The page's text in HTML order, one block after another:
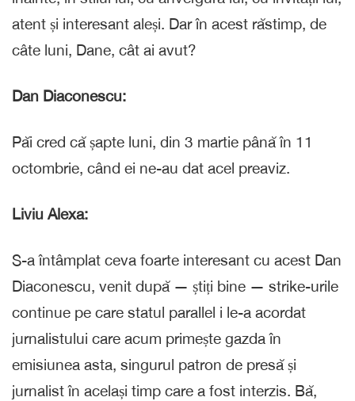
atent și interesant aleși. Dar în acest răstimp, de
câte luni, Dane, cât ai avut?
Dan Diaconescu:
Păi cred că șapte luni, din 3 martie până în 11
octombrie, când ei ne-au dat acel preaviz.
Liviu Alexa:
S-a întâmplat ceva foarte interesant cu acest Dan
Diaconescu, venit după — știți bine — strike-urile
continue pe care statul parallel i le-a acordat
jurnalistului care acum primește gazda în
emisiunea asta, singurul patron de presă și
jurnalist în același timp care a fost interzis. Bă,